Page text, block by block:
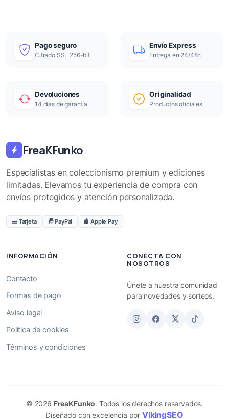
Pago seguro
Cifrado SSL 256-bit
Envío Express
Entrega en 24/48h
Devoluciones
14 días de garantía
Originalidad
Productos oficiales
FreaKFunko
Especialistas en coleccionismo premium y ediciones
limitadas. Elevamos tu experiencia de compra con
envíos protegidos y atención personalizada.
Tarjeta PayPal Apple Pay
INFORMACIÓN
Contacto
Formas de pago
Aviso legal
Política de cookies
Términos y condiciones
CONECTA CON
NOSOTROS
Únete a nuestra comunidad
para novedades y sorteos.
© 2026 FreaKFunko. Todos los derechos reservados.
Diseñado con excelencia por VikingSEO